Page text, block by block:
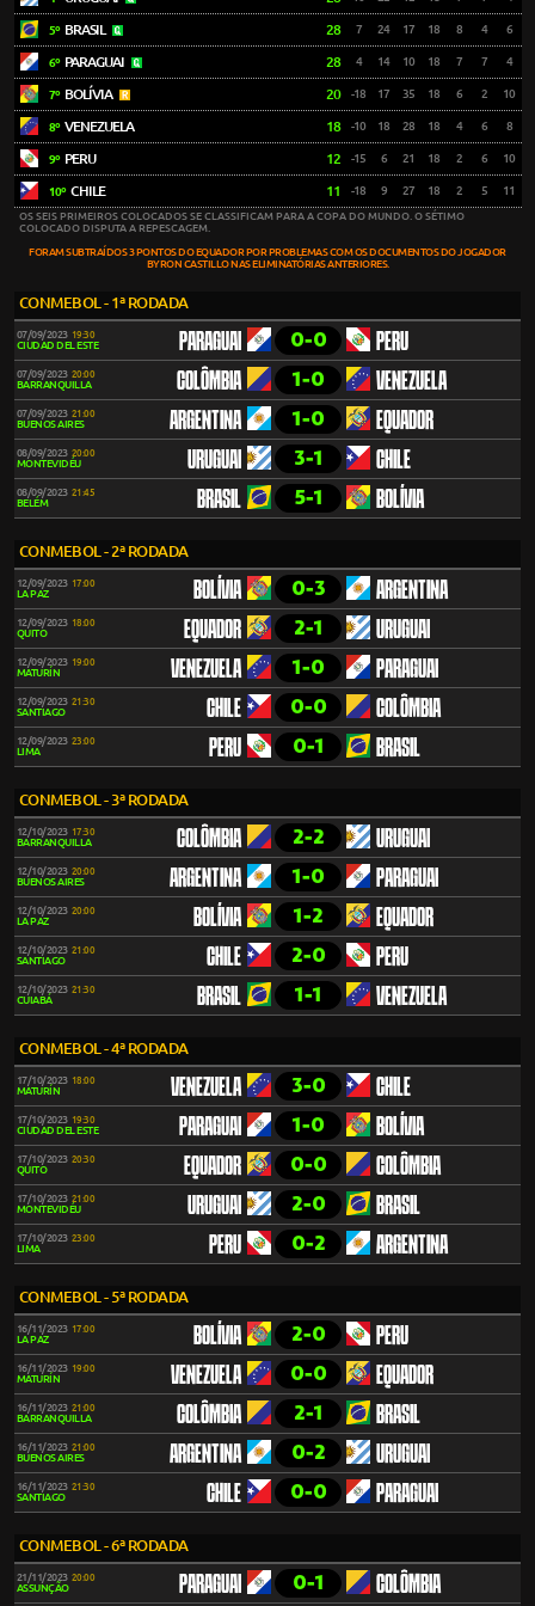
5º BRASIL 28 7 24 17 18 8 4 6
6º PARAGUAI 28 4 14 10 18 7 7 4
7º BOLÍVIA 20 -18 17 35 18 6 2 10
8º VENEZUELA 18 -10 18 28 18 4 6 8
9º PERU 12 -15 6 21 18 2 6 10
10º CHILE 11 -18 9 27 18 2 5 11
OS SEIS PRIMEIROS COLOCADOS SE CLASSIFICAM PARA A COPA DO MUNDO. O SÉTIMO
COLOCADO DISPUTA A REPESCAGEM.
FORAM SUBTRAÍDOS 3 PONTOS DO EQUADOR POR PROBLEMAS COM OS DOCUMENTOS DO JOGADOR
BYRON CASTILLO NAS ELIMINATÓRIAS ANTERIORES.
CONMEBOL - 1ª RODADA
07/09/2023 19:30
CIUDAD DEL ESTE PARAGUAI 0-0 PERU
07/09/2023 20:00
BARRANQUILLA COLÔMBIA 1-0 VENEZUELA
07/09/2023 21:00
BUENOS AIRES ARGENTINA 1-0 EQUADOR
08/09/2023 20:00
MONTEVIDÉU URUGUAI 3-1 CHILE
08/09/2023 21:45
BELÉM BRASIL 5-1 BOLÍVIA
CONMEBOL - 2ª RODADA
12/09/2023 17:00
LA PAZ BOLÍVIA 0-3 ARGENTINA
12/09/2023 18:00
QUITO EQUADOR 2-1 URUGUAI
12/09/2023 19:00
MATURÍN VENEZUELA 1-0 PARAGUAI
12/09/2023 21:30
SANTIAGO CHILE 0-0 COLÔMBIA
12/09/2023 23:00
LIMA PERU 0-1 BRASIL
CONMEBOL - 3ª RODADA
12/10/2023 17:30
BARRANQUILLA COLÔMBIA 2-2 URUGUAI
12/10/2023 20:00
BUENOS AIRES ARGENTINA 1-0 PARAGUAI
12/10/2023 20:00
LA PAZ BOLÍVIA 1-2 EQUADOR
12/10/2023 21:00
SANTIAGO CHILE 2-0 PERU
12/10/2023 21:30
CUIABÁ BRASIL 1-1 VENEZUELA
CONMEBOL - 4ª RODADA
17/10/2023 18:00
MATURÍN VENEZUELA 3-0 CHILE
17/10/2023 19:30
CIUDAD DEL ESTE PARAGUAI 1-0 BOLÍVIA
17/10/2023 20:30
QUITO EQUADOR 0-0 COLÔMBIA
17/10/2023 21:00
MONTEVIDÉU URUGUAI 2-0 BRASIL
17/10/2023 23:00
LIMA PERU 0-2 ARGENTINA
CONMEBOL - 5ª RODADA
16/11/2023 17:00
LA PAZ BOLÍVIA 2-0 PERU
16/11/2023 19:00
MATURÍN VENEZUELA 0-0 EQUADOR
16/11/2023 21:00
BARRANQUILLA COLÔMBIA 2-1 BRASIL
16/11/2023 21:00
BUENOS AIRES ARGENTINA 0-2 URUGUAI
16/11/2023 21:30
SANTIAGO CHILE 0-0 PARAGUAI
CONMEBOL - 6ª RODADA
21/11/2023 20:00
ASSUNÇÃO PARAGUAI 0-1 COLÔMBIA